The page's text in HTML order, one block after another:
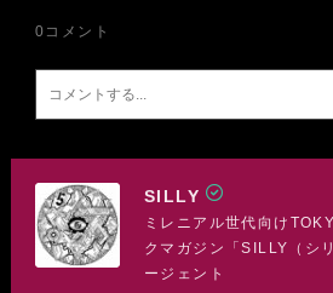
0 コメント
SILLY
ミレニアル世代向け
クマガジン「SILLY（シ
ージェント